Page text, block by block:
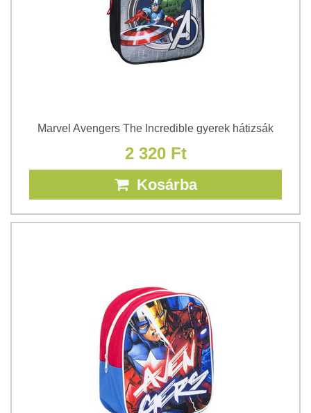
Marvel Avengers The Incredible gyerek hátizsák
2 320 Ft
Kosárba